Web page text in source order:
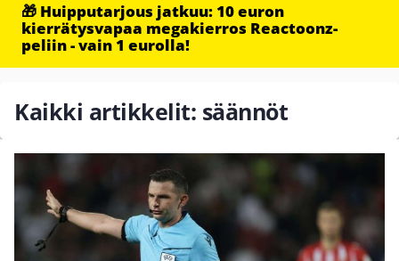
🎁 Huipputarjous jatkuu: 10 euron
kierrätysvapaa megakierros Reactoonz-
peliin - vain 1 eurolla!
Kaikki artikkelit: säännöt